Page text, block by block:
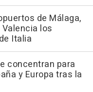
de Málaga,
los
Italia
concentran para
y Europa tras la